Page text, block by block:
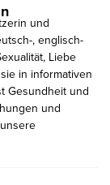
und
, englisch-
Liebe
in informativen
Gesundheit und
und